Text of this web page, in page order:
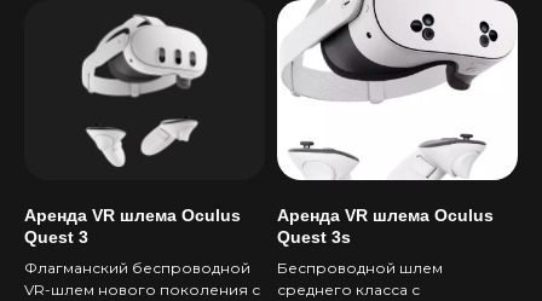
Аренда VR шлема Oculus
Quest 3
Флагманский беспроводной
VR-шлем нового поколения с
Аренда VR шлема Oculus
Quest 3s
Беспроводной шлем
среднего класса с